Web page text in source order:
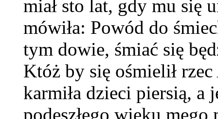
miał sto lat, gdy mu się
mówiła: Powód do
tym dowie, śmiać się
Któż by się ośmielił
karmiła dzieci piersią, a
podeszłego wieku mego